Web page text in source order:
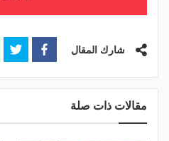
شارك المقال
مقالات ذات صلة